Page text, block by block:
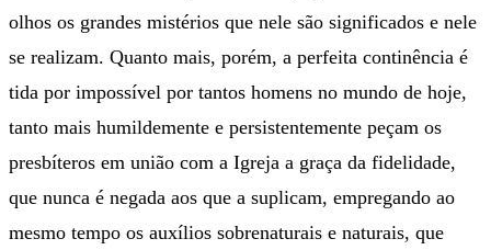
olhos os grandes mistérios que nele são significados e nele
se realizam. Quanto mais, porém, a perfeita continência é
tida por impossível por tantos homens no mundo de hoje,
tanto mais humildemente e persistentemente peçam os
presbíteros em união com a Igreja a graça da fidelidade,
que nunca é negada aos que a suplicam, empregando ao
mesmo tempo os auxílios sobrenaturais e naturais, que